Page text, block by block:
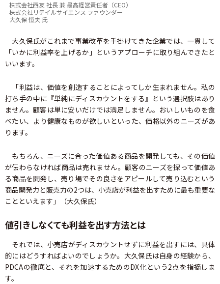
株式会社西友 社長 兼 最高経営責任者（CEO）
株式会社リテイルサイエンス ファウンダー
大久保 恒夫 氏
大久保氏がこれまで事業改革を手掛けてきた企業では、一貫して
「いかに利益率を上げるか」というアプローチに取り組んできたと
いいます。
「利益は、価値を創造することによってしか生まれません。私の
打ち手の中に『単純にディスカウントをする』という選択肢はあり
ません。顧客は単に安いだけでは満足しません。おいしいものを食
べたい、より健康なものが欲しいといった、価格以外のニーズがあ
ります。
もちろん、ニーズに合った価値ある商品を開発しても、その価値
が伝わらなければ商品は売れません。顧客のニーズを探って価値あ
る商品を開発し、売り場でその良さをアピールして売り込むという
商品開発力と販売力の2つは、小売店が利益を出すために最も重要な
ことといえます」（大久保氏）
値引きしなくても利益を出す方法とは
それでは、小売店がディスカウントせずに利益を出すには、具体
的にはどうすればよいのでしょうか。大久保氏は自身の経験から、
PDCAの徹底と、それを加速するためのDX化という2点を指摘しま
す。